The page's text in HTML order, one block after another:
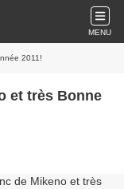
MENU
2011!
et très Bonne